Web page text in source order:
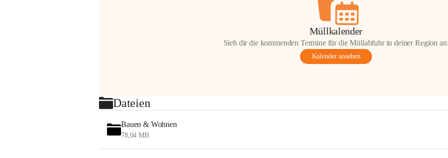
Müllkalender
Sieh dir die kommenden Termine für die Müllabfuhr in deiner Region
Kalender ansehen
Dateien
Bauen & Wohnen
78,04 MB